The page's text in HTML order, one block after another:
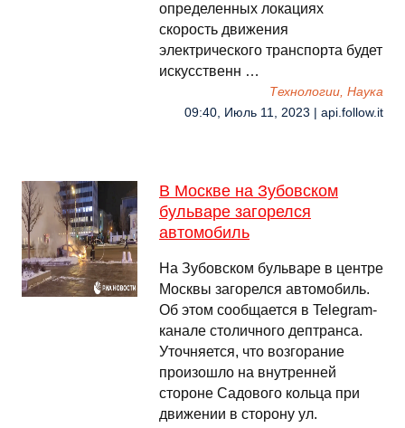
определенных локациях
скорость движения
электрического транспорта будет
искусственн …
Технологии, Наука
09:40, Июль 11, 2023 | api.follow.it
В Москве на Зубовском
бульваре загорелся
автомобиль
На Зубовском бульваре в центре
Москвы загорелся автомобиль.
Об этом сообщается в Telegram-
канале столичного дептранса.
Уточняется, что возгорание
произошло на внутренней
стороне Садового кольца при
движении в сторону ул.